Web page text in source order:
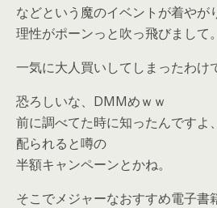
などという魔のイベントが着やが
理性がポーンっと吹っ飛びまして。
一気に大人買いしてしまったわけ
恐ろしいな、DMMめｗｗ
前に調べてた時に知ったんです
配られると噂の
半額キャンペーンとかね。
そこでメジャーなおすすめ電子書